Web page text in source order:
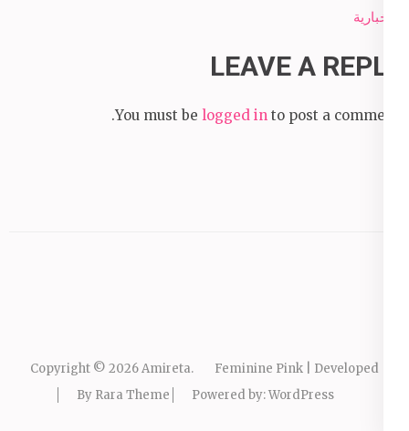
الاخبارية
LEAVE A REPLY
You must be logged in to post a comment.
Copyright © 2026Amireta.
Feminine Pink | Developed
By Rara Theme Powered by:WordPress